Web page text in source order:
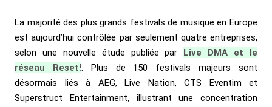
La majorité des plus grands festivals de musique en Europe
est aujourd’hui contrôlée par seulement quatre entreprises,
selon une nouvelle étude publiée par Live DMA et le
réseau Reset!. Plus de 150 festivals majeurs sont
désormais liés à AEG, Live Nation, CTS Eventim et
Superstruct Entertainment, illustrant une concentration